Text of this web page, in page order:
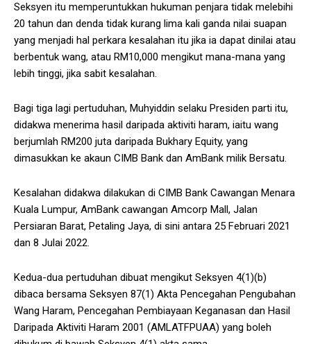
Seksyen itu memperuntukkan hukuman penjara tidak melebihi
20 tahun dan denda tidak kurang lima kali ganda nilai suapan
yang menjadi hal perkara kesalahan itu jika ia dapat dinilai atau
berbentuk wang, atau RM10,000 mengikut mana-mana yang
lebih tinggi, jika sabit kesalahan.
Bagi tiga lagi pertuduhan, Muhyiddin selaku Presiden parti itu,
didakwa menerima hasil daripada aktiviti haram, iaitu wang
berjumlah RM200 juta daripada Bukhary Equity, yang
dimasukkan ke akaun CIMB Bank dan AmBank milik Bersatu.
Kesalahan didakwa dilakukan di CIMB Bank Cawangan Menara
Kuala Lumpur, AmBank cawangan Amcorp Mall, Jalan
Persiaran Barat, Petaling Jaya, di sini antara 25 Februari 2021
dan 8 Julai 2022.
Kedua-dua pertuduhan dibuat mengikut Seksyen 4(1)(b)
dibaca bersama Seksyen 87(1) Akta Pencegahan Pengubahan
Wang Haram, Pencegahan Pembiayaan Keganasan dan Hasil
Daripada Aktiviti Haram 2001 (AMLATFPUAA) yang boleh